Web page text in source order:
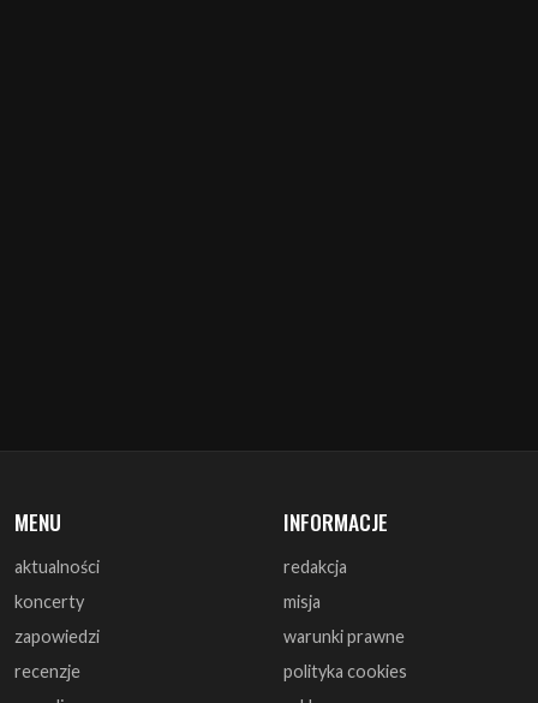
aktualności
zapowiedzi
recenzje
zagrali
monografie
artykuły
wywiady
redakcja
warunki prawne
polityka cookies
reklama
współpraca
kontakt